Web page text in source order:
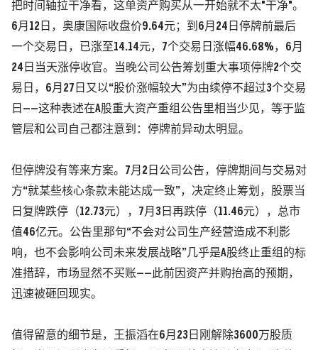
把时间轴拉干净看，这单资产购买从一开始就不太"干净"。
6月12日， 奥康国际收盘价9.64元；到6月24日停牌前最后
一个交易日，已涨至14.14元，7个交易日涨幅46.68%，6月
24日当天涨停收官。
当晚公司公告筹划重大事项停牌2个交
易日，6月27日又以“股价涨幅较大”为由续停不超过3个交易
日——这种表述在A股重大资产重组公告里相当少见，等于监
管层和公司自己都注意到：停牌前异动太明显。
但停牌没有等来方案。7月2日公司公告，停牌期间与交易对
方“就某些核心条款未能达成一致”，决定终止筹划，股票当
日复牌跌停 （12.73元） ，7月3日再跌停 （11.46元）
，总市
值46亿元。公告里那句“不会对公司生产经营造成不利影
响，也不会影响公司未来发展战略”几乎是A股终止重组的标
准措辞，市场显然不买账——此前因资产并购抬高的预期，
迅速被砸回现实。
值得留意的细节是，王振滔在6月23日刚解除3600万股质